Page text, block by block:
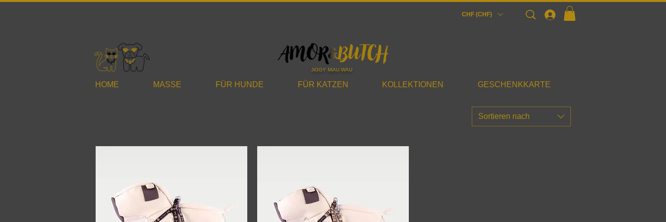
CHF (CHF) Login
JiGGY MiAU WAU
HOME MASSE FÜR HUNDE FÜR KATZEN KOLLEKTIONEN GESCHENKKARTE
Sortieren nach